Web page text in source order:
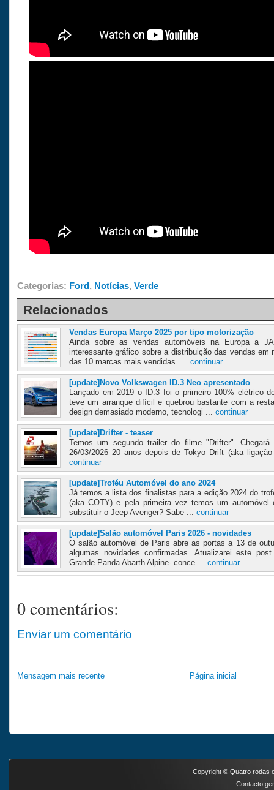
Categorias: Ford, Notícias, Verde
Relacionados
Vendas Europa Março 2025 por tipo motorização
Ainda sobre as vendas automóveis na Europa a
interessante gráfico sobre a distribuição das vendas em
das 10 marcas mais vendidas. ... continuar
[update]Novo Volkswagen ID.3 Neo apresentado
Lançado em 2019 o ID.3 foi o primeiro 100% elétrico
teve um arranque difícil e quebrou bastante com a
design demasiado moderno, tecnologi ... continuar
[update]Drifter - teaser
Temos um segundo trailer do filme "Drifter".
26/03/2026 20 anos depois de Tokyo Drift (aka
continuar
[update]Troféu Automóvel do ano 2024
Já temos a lista dos finalistas para a edição 2024 do
(aka COTY) e pela primeira vez temos um
substituir o Jeep Avenger? Sabe ... continuar
[update]Salão automóvel Paris 2026 - novidades
O salão automóvel de Paris abre as portas a 13 de
algumas novidades confirmadas. Atualizarei este
Grande Panda Abarth Alpine- conce ... continuar
0 comentários:
Enviar um comentário
Mensagem mais recente Página inicial
Copyright © Quatro rodas
Contacto